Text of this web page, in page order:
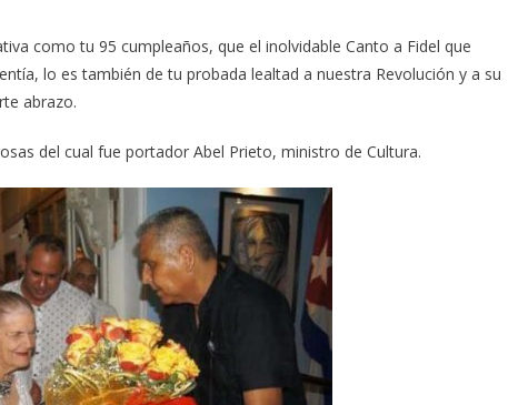
como tu 95 cumpleaños, que el inolvidable Canto a Fidel que
lo es también de tu probada lealtad a nuestra Revolución y a su
abrazo.
del cual fue portador Abel Prieto, ministro de Cultura.